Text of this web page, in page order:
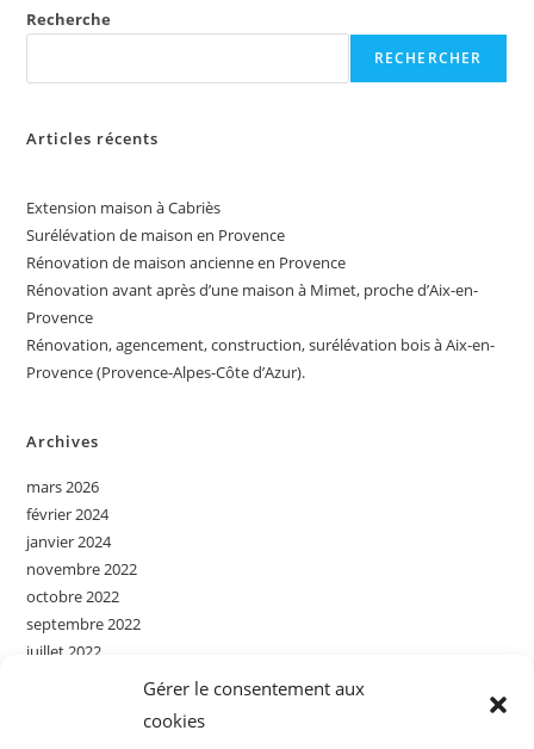
Gérer le consentement aux
cookies
Recherche
RECHERCHER
Articles récents
Extension maison à Cabriès
Surélévation de maison en Provence
Rénovation de maison ancienne en Provence
Rénovation avant après d’une maison à Mimet, proche d’Aix-en-
Provence
Rénovation, agencement, construction, surélévation bois à Aix-en-
Provence (Provence-Alpes-Côte d’Azur).
Archives
mars 2026
février 2024
janvier 2024
novembre 2022
octobre 2022
septembre 2022
juillet 2022